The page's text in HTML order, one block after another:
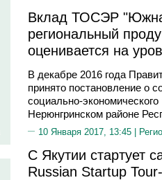
Вклад ТОСЭР
региональный
оценивается на
В декабре 2016 года
принято постановление о
социально-
Нерюнгринском районе
10 Января 2017, 13:45 |
С Якутии стартует
Russian Startup